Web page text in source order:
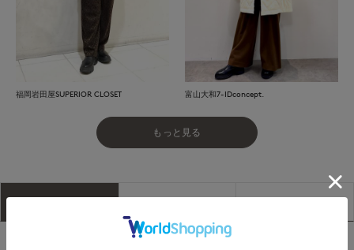
福岡岩田屋SUPERIOR CLOSET 富山大和7-IDconcept.
もっと見る